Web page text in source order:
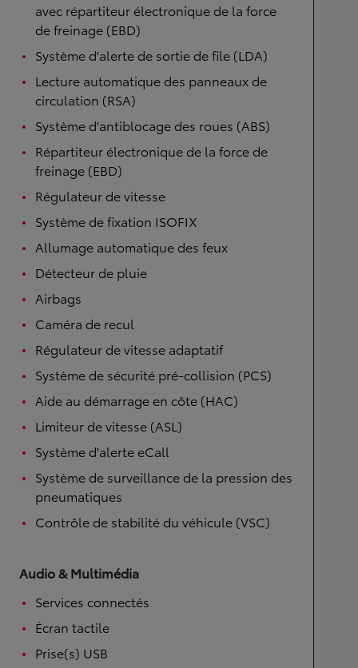
avec répartiteur électronique de la force
de freinage (EBD)
Système d'alerte de sortie de file (LDA)
Lecture automatique des panneaux de
circulation (RSA)
Système d'antiblocage des roues (ABS)
Répartiteur électronique de la force de
freinage (EBD)
Régulateur de vitesse
Système de fixation ISOFIX
Allumage automatique des feux
Détecteur de pluie
Airbags
Caméra de recul
Régulateur de vitesse adaptatif
Système de sécurité pré-collision (PCS)
Aide au démarrage en côte (HAC)
Limiteur de vitesse (ASL)
Système d'alerte eCall
Système de surveillance de la pression des
pneumatiques
Contrôle de stabilité du véhicule (VSC)
Audio & Multimédia
Services connectés
Écran tactile
Prise(s) USB